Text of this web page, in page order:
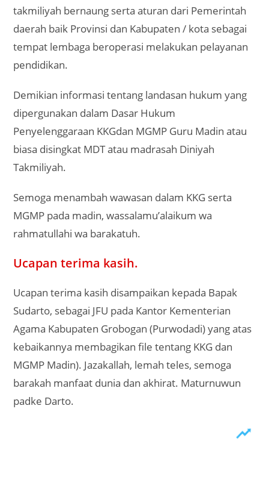
takmiliyah bernaung serta aturan dari Pemerintah
daerah baik Provinsi dan Kabupaten / kota sebagai
tempat lembaga beroperasi melakukan pelayanan
pendidikan.
Demikian informasi tentang landasan hukum yang
dipergunakan dalam Dasar Hukum
Penyelenggaraan KKGdan MGMP Guru Madin atau
biasa disingkat MDT atau madrasah Diniyah
Takmiliyah.
Semoga menambah wawasan dalam KKG serta
MGMP pada madin, wassalamu’alaikum wa
rahmatullahi wa barakatuh.
Ucapan terima kasih.
Ucapan terima kasih disampaikan kepada Bapak
Sudarto, sebagai JFU pada Kantor Kementerian
Agama Kabupaten Grobogan (Purwodadi) yang atas
kebaikannya membagikan file tentang KKG dan
MGMP Madin). Jazakallah, lemah teles, semoga
barakah manfaat dunia dan akhirat. Maturnuwun
padke Darto.